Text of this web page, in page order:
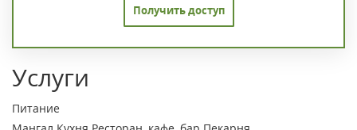
Получить доступ
Услуги
Питание